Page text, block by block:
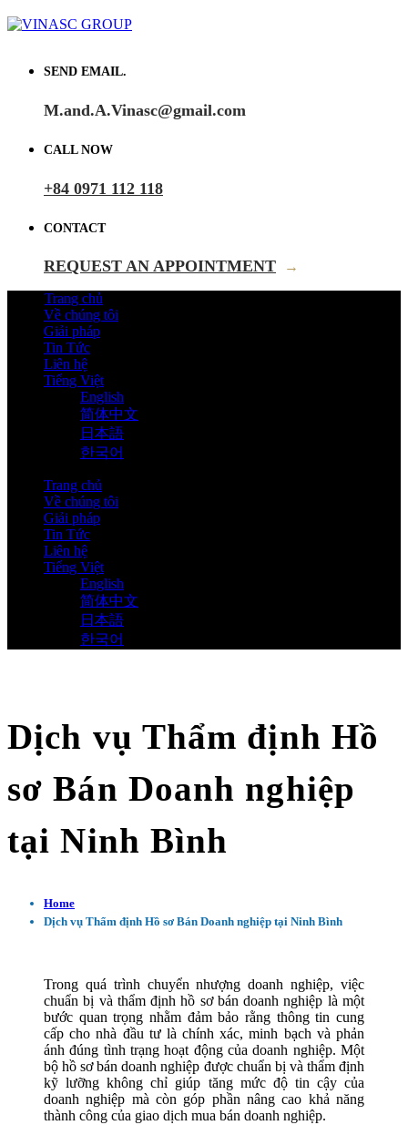
SEND EMAIL.
M.and.A.Vinasc@gmail.com
CALL NOW
+84 0971 112 118
CONTACT
REQUEST AN APPOINTMENT →
Trang chủ
Về chúng tôi
Giải pháp
Tin Tức
Liên hệ
Tiếng Việt
English
简体中文
日本語
한국어
Trang chủ
Về chúng tôi
Giải pháp
Tin Tức
Liên hệ
Tiếng Việt
English
简体中文
日本語
한국어
Dịch vụ Thẩm định Hồ
sơ Bán Doanh nghiệp
tại Ninh Bình
Home
Dịch vụ Thẩm định Hồ sơ Bán Doanh nghiệp tại Ninh Bình
Trong quá trình chuyển nhượng doanh nghiệp, việc
chuẩn bị và thẩm định hồ sơ bán doanh nghiệp là một
bước quan trọng nhằm đảm bảo rằng thông tin cung
cấp cho nhà đầu tư là chính xác, minh bạch và phản
ánh đúng tình trạng hoạt động của doanh nghiệp. Một
bộ hồ sơ bán doanh nghiệp được chuẩn bị và thẩm định
kỹ lưỡng không chỉ giúp tăng mức độ tin cậy của
doanh nghiệp mà còn góp phần nâng cao khả năng
thành công của giao dịch mua bán doanh nghiệp.